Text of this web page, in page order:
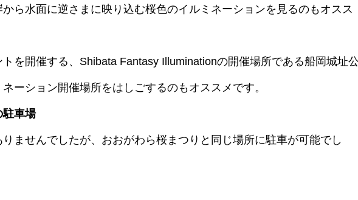
ら水面に逆さまに映り込む桜色のイルミネーションを見るのもオスス
を開催する、Shibata Fantasy Illuminationの開催場所である船岡城址公
ーション開催場所をはしごするのもオススメです。
駐車場
ませんでしたが、おおがわら桜まつりと同じ場所に駐車が可能でし